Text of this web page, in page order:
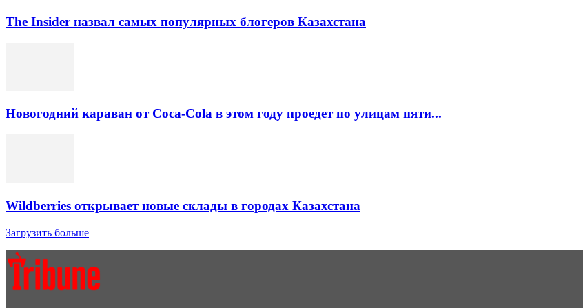
The Insider назвал самых популярных блогеров Казахстана
Новогодний караван от Coca-Cola в этом году проедет по улицам пяти...
Wildberries открывает новые склады в городах Казахстана
Загрузить больше